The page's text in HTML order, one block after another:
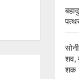
शव,
शक